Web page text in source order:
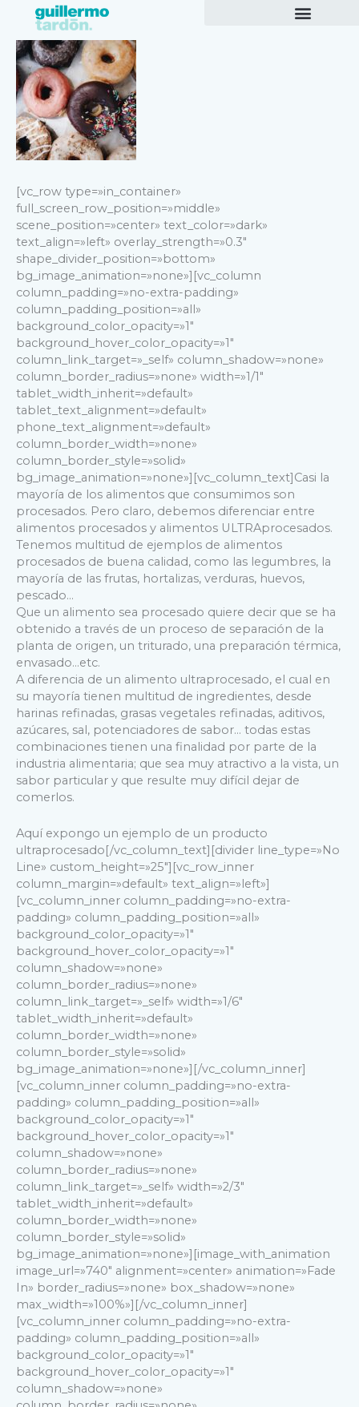
contenido
[vc_row type=»in_container»
full_screen_row_position=»middle»
scene_position=»center» text_color=»dark»
text_align=»left» overlay_strength=»0.3″
shape_divider_position=»bottom»
bg_image_animation=»none»][vc_column
column_padding=»no-extra-padding»
column_padding_position=»all»
background_color_opacity=»1″
background_hover_color_opacity=»1″
column_link_target=»_self» column_shadow=»none»
column_border_radius=»none» width=»1/1″
tablet_width_inherit=»default»
tablet_text_alignment=»default»
phone_text_alignment=»default»
column_border_width=»none»
column_border_style=»solid»
bg_image_animation=»none»][vc_column_text]Casi la
mayoría de los alimentos que consumimos son
procesados. Pero claro, debemos diferenciar entre
alimentos procesados y alimentos ULTRAprocesados.
Tenemos multitud de ejemplos de alimentos
procesados de buena calidad, como las legumbres, la
mayoría de las frutas, hortalizas, verduras, huevos,
pescado…
Que un alimento sea procesado quiere decir que se ha
obtenido a través de un proceso de separación de la
planta de origen, un triturado, una preparación térmica,
envasado…etc.
A diferencia de un alimento ultraprocesado, el cual en
su mayoría tienen multitud de ingredientes, desde
harinas refinadas, grasas vegetales refinadas, aditivos,
azúcares, sal, potenciadores de sabor… todas estas
combinaciones tienen una finalidad por parte de la
industria alimentaria; que sea muy atractivo a la vista, un
sabor particular y que resulte muy difícil dejar de
comerlos.
Aquí expongo un ejemplo de un producto
ultraprocesado[/vc_column_text][divider line_type=»No
Line» custom_height=»25″][vc_row_inner
column_margin=»default» text_align=»left»]
[vc_column_inner column_padding=»no-extra-
padding» column_padding_position=»all»
background_color_opacity=»1″
background_hover_color_opacity=»1″
column_shadow=»none»
column_border_radius=»none»
column_link_target=»_self» width=»1/6″
tablet_width_inherit=»default»
column_border_width=»none»
column_border_style=»solid»
bg_image_animation=»none»][/vc_column_inner]
[vc_column_inner column_padding=»no-extra-
padding» column_padding_position=»all»
background_color_opacity=»1″
background_hover_color_opacity=»1″
column_shadow=»none»
column_border_radius=»none»
column_link_target=»_self» width=»2/3″
tablet_width_inherit=»default»
column_border_width=»none»
column_border_style=»solid»
bg_image_animation=»none»][image_with_animation
image_url=»740″ alignment=»center» animation=»Fade
In» border_radius=»none» box_shadow=»none»
max_width=»100%»][/vc_column_inner]
[vc_column_inner column_padding=»no-extra-
padding» column_padding_position=»all»
background_color_opacity=»1″
background_hover_color_opacity=»1″
column_shadow=»none»